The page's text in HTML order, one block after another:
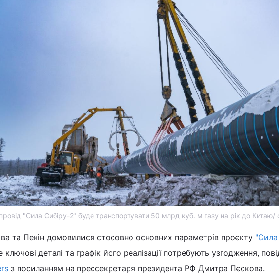
"Сила Сибіру-2" буде транспортувати 50 млрд куб. м газу на рік до Китаю/
та Пекін домовилися стосовно основних параметрів проєкту "Сила
ключові деталі та графік його реалізації потребують узгодження,
з посиланням на прессекретаря президента РФ Дмитра Пєскова.